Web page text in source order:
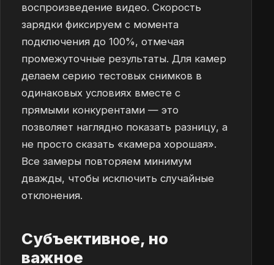
воспроизведение видео. Скорость
зарядки фиксируем с момента
подключения до 100%, отмечая
промежуточные результаты. Для камер
делаем серию тестовых снимков в
одинаковых условиях вместе с
прямыми конкурентами — это
позволяет наглядно показать разницу, а
не просто сказать «камера хорошая».
Все замеры повторяем минимум
дважды, чтобы исключить случайные
отклонения.
Субъективное, но
важное